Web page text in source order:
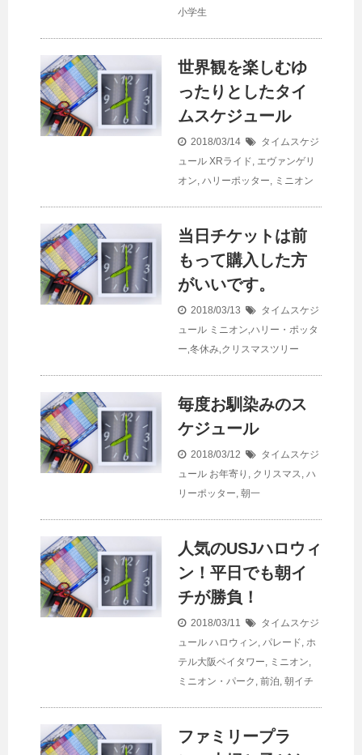
小学生
世界観を楽しむゆ
ったりとしたタイ
ムスケジュール
2018/03/14
タイムスケジ
ュール XRライド, エヴァンゲリ
オン, ハリーポッター, ミニオン
当日チケットは前
もって購入した方
がいいです。
2018/03/13
タイムスケジ
ュール ミニオン‚ハリー・ポッタ
ー‚冬休み‚クリスマスツリー
毎度お馴染みのス
ケジュール
2018/03/12
タイムスケジ
ュール お年寄り , クリスマス, ハ
リーポッター, 朝一
人気のUSJハロウィ
ン！平日でも朝イ
チが勝負！
2018/03/11
タイムスケジ
ュール ハロウィン, パレード, ホ
テル大阪ベイタワー, ミニオン,
ミニオン・パーク , 前泊, 朝イチ
ファミリープラ